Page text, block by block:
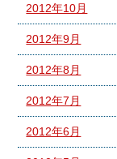
2012年10月
2012年9月
2012年8月
2012年7月
2012年6月